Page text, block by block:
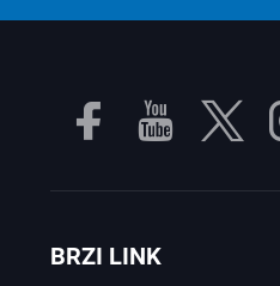
BRZI LINK